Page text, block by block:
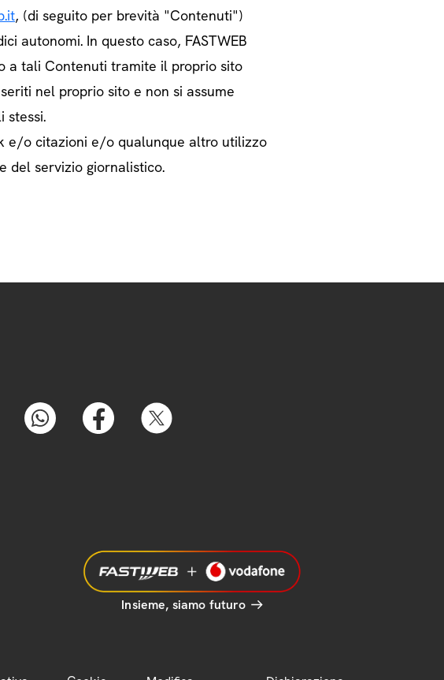
, (di seguito per brevità "Contenuti")
autonomi. In questo caso, FASTWEB
a tali Contenuti tramite il proprio sito
nel proprio sito e non si assume
stessi.
e/o citazioni e/o qualunque altro utilizzo
del servizio giornalistico.
Insieme, siamo futuro